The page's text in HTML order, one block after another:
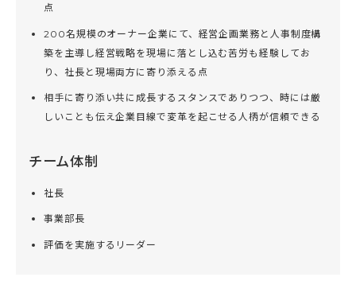
点
200名規模のオーナー企業にて、経営企画業務と人事制度構
築を主導し経営戦略を現場に落とし込む苦労も経験してお
り、社長と現場両方に寄り添える点
相手に寄り添い共に成長するスタンスでありつつ、時には厳
しいことも伝え企業目線で変革を起こせる人柄が信頼できる
チーム体制
社長
事業部長
評価を実施するリーダー